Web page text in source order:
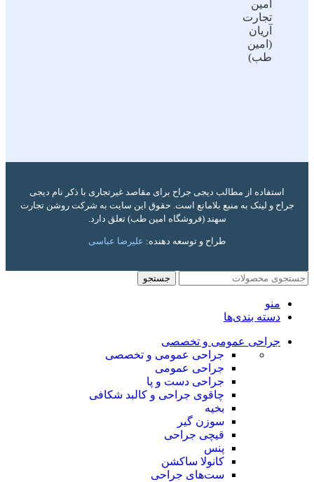
امین
تجارت
آریان
(امین
طب)
استفاده از مطالب دیجی جراح برای مقاصد غیرتجاری با ذکر نام دیجی
جراح و لینک به منبع بلامانع است. حقوق این سایت به شرکت روشن تجارت
سهند (فروشگاه امین طب) تعلق دارد.
طراح و توسعه دهنده: علیرضا عباسی
جستجو
منو
دسته بندی‌ها
جراحی عمومی و تخصصی
جراحی عمومی و تخصصی
جراحی عمومی
جراحی دست و پا
چاقوی جراحی و کالبد شکافی
بخیه
سوزن‌ گیر
قیچی‌ جراحی
پنس
کانولا ساکشن
ست‌های جراحی